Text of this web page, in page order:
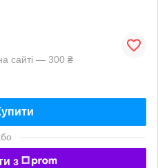
сайті — 300 ₴
з